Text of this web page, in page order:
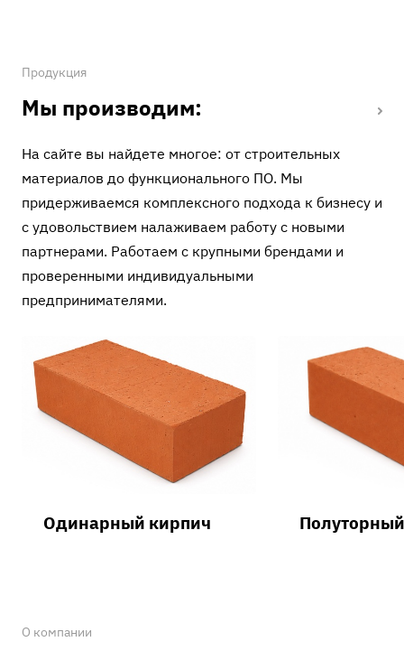
Продукция
Мы производим:
На сайте вы найдете многое: от строительных
материалов до функционального ПО. Мы
придерживаемся комплексного подхода к бизнесу и
с удовольствием налаживаем работу с новыми
партнерами. Работаем с крупными брендами и
проверенными индивидуальными
предпринимателями.
Одинарный кирпич
О компании